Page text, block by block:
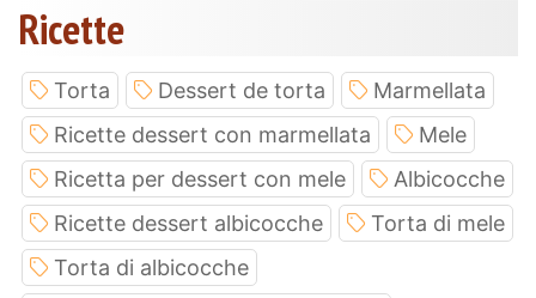
Ricette
Torta Dessert de torta
Marmellata
Ricette dessert con marmellata
Mele
Ricetta per dessert con mele
Albicocche
Ricette dessert albicocche
Torta di mele
Torta di albicocche